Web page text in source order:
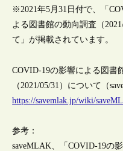
※2021年5月31日付で、「
よる図書館の動向調査（
て」が掲載されています。
COVID-19の影響による図書
（2021/05/31）について（
https://savemlak.jp/wiki/
参考：
saveMLAK、「COVID-19の